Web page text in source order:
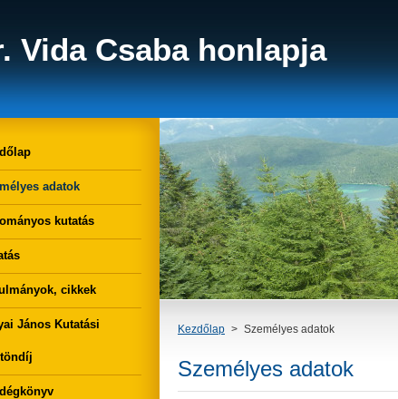
Vida Csaba honlapja
Kezdőlap > Személyes adatok
Személyes adatok
adatok
kutatás
cikkek
János Kutatási